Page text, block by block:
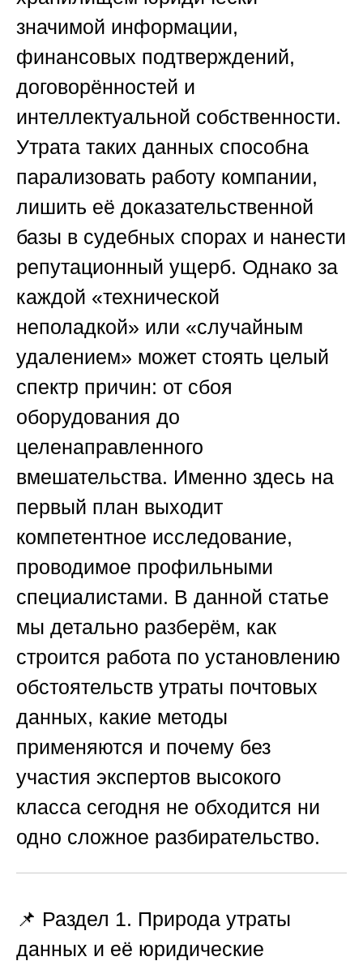
значимой информации,
финансовых подтверждений,
договорённостей и
интеллектуальной собственности.
Утрата таких данных способна
парализовать работу компании,
лишить её доказательственной
базы в судебных спорах и нанести
репутационный ущерб. Однако за
каждой «технической
неполадкой» или «случайным
удалением» может стоять целый
спектр причин: от сбоя
оборудования до
целенаправленного
вмешательства. Именно здесь на
первый план выходит
компетентное исследование,
проводимое профильными
специалистами. В данной статье
мы детально разберём, как
строится работа по установлению
обстоятельств утраты почтовых
данных, какие методы
применяются и почему без
участия экспертов высокого
класса сегодня не обходится ни
одно сложное разбирательство.
📌 Раздел 1. Природа утраты
данных и её юридические